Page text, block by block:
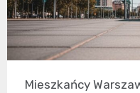
Mieszkańcy